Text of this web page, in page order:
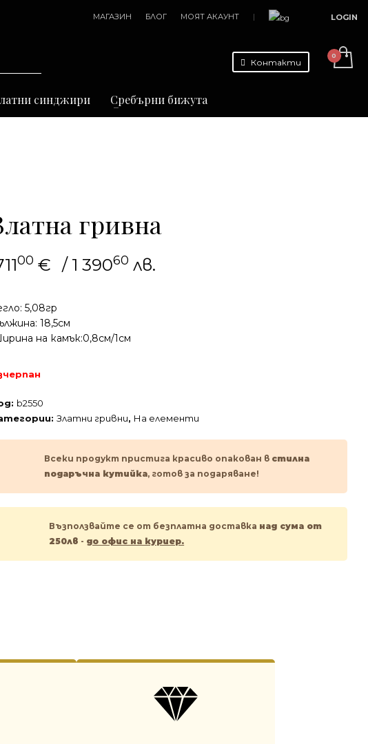
МАГАЗИН БЛОГ МОЯТ АКАУНТ | LOGIN
Контакти
синджири Сребърни бижута
гривна
00 € / 1 39060 лв.
5,08гр
18,5см
на камък:0,8см/1см
b2550
Златни гривни, На елементи
Всеки продукт пристига красиво опакован в стилна
подаръчна кутийка, готов за подаряване!
Възползвайте се от безплатна доставка над сума от
250лв - до офис на куриер.